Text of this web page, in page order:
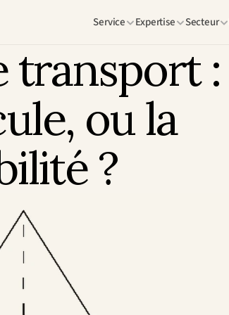
Service Expertise Secteur
transport :
ou la
?